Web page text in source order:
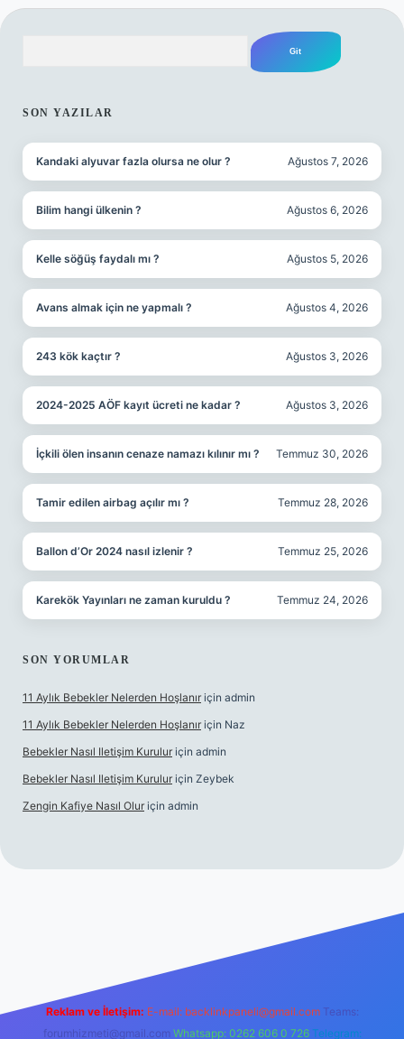
SON YAZILAR
Kandaki alyuvar fazla olursa ne olur ? Ağustos 7, 2026
Bilim hangi ülkenin ? Ağustos 6, 2026
Kelle söğüş faydalı mı ? Ağustos 5, 2026
Avans almak için ne yapmalı ? Ağustos 4, 2026
243 kök kaçtır ? Ağustos 3, 2026
2024-2025 AÖF kayıt ücreti ne kadar ? Ağustos 3, 2026
İçkili ölen insanın cenaze namazı kılınır mı ? Temmuz 30, 2026
Tamir edilen airbag açılır mı ? Temmuz 28, 2026
Ballon d’Or 2024 nasıl izlenir ? Temmuz 25, 2026
Karekök Yayınları ne zaman kuruldu ? Temmuz 24, 2026
SON YORUMLAR
11 Aylık Bebekler Nelerden Hoşlanır için admin
11 Aylık Bebekler Nelerden Hoşlanır için Naz
Bebekler Nasıl Iletişim Kurulur için admin
Bebekler Nasıl Iletişim Kurulur için Zeybek
Zengin Kafiye Nasıl Olur için admin
Reklam ve İletişim: E-mail: backlinkpaneli@gmail.com Teams:
forumhizmeti@gmail.com Whatsapp: 0262 606 0 726 Telegram: